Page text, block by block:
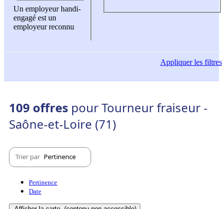
Un employeur handi-
engagé est un
employeur reconnu
Appliquerles filtres
109 offres pour Tourneur fraiseur -
Saône-et-Loire (71)
Trier par Pertinence
Pertinence
Date